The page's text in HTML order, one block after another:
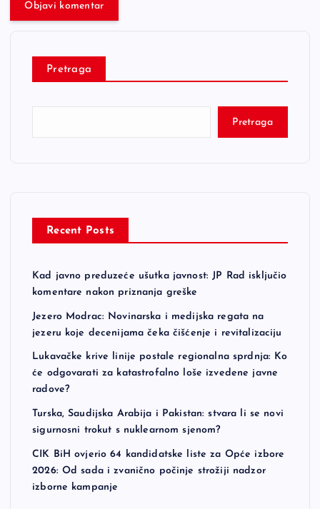
Pretraga
Pretraga
Recent Posts
Kad javno preduzeće ušutka javnost: JP Rad isključio
komentare nakon priznanja greške
Jezero Modrac: Novinarska i medijska regata na
jezeru koje decenijama čeka čišćenje i revitalizaciju
Lukavačke krive linije postale regionalna sprdnja: Ko
će odgovarati za katastrofalno loše izvedene javne
radove?
Turska, Saudijska Arabija i Pakistan: stvara li se novi
sigurnosni trokut s nuklearnom sjenom?
CIK BiH ovjerio 64 kandidatske liste za Opće izbore
2026: Od sada i zvanično počinje strožiji nadzor
izborne kampanje